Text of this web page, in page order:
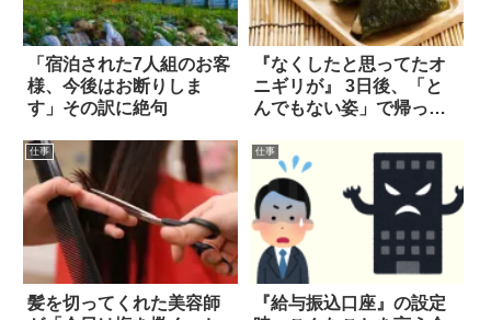
「宿泊された7人組のお客
様、今後はお断りしま
す」その訳に絶句
『なくしたと思ってたオ
ニギリが』 3日後、「と
んでもない姿」で帰って
仕事
髪を切ってくれた美容師
仕事
『給与振込口座』の設定